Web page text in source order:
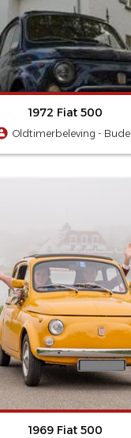
1972 Fiat 500
Oldtimerbeleving - Budel
1969 Fiat 500